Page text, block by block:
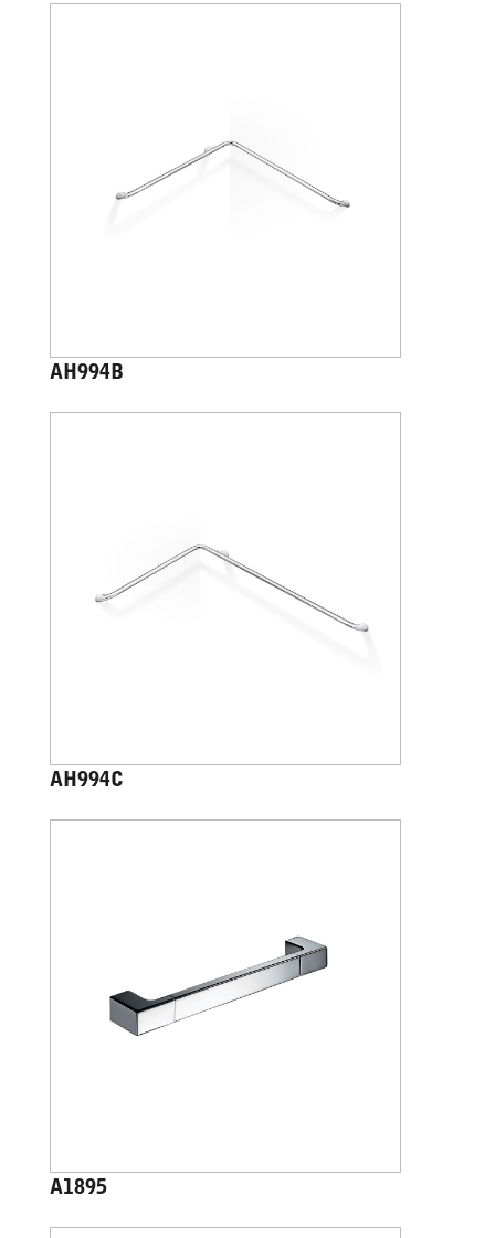
AH994B
AH994C
A1895